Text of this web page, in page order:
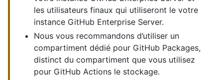
les utilisateurs finaux qui utiliseront le votre
instance GitHub Enterprise Server.
Nous vous recommandons d’utiliser un
compartiment dédié pour GitHub Packages,
distinct du compartiment que vous utilisez
pour GitHub Actions le stockage.